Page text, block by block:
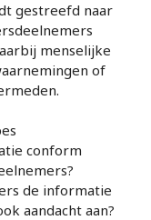
gestreefd naar
menselijke
of
conform
de informatie
aandacht aan?